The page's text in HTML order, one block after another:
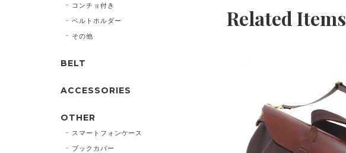
Related Items
コンチョ付き
ベルトホルダー
その他
BELT
ACCESSORIES
OTHER
スマートフォンケース
ブックカバー